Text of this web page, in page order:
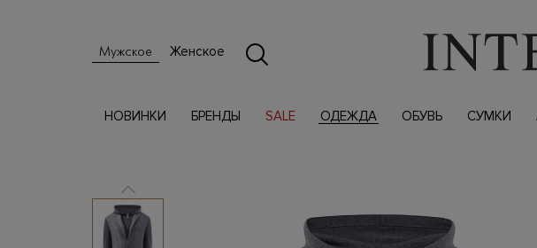
Мужское Женское
НОВИНКИ БРЕНДЫ SALE ОДЕЖДА ОБУВЬ СУМКИ